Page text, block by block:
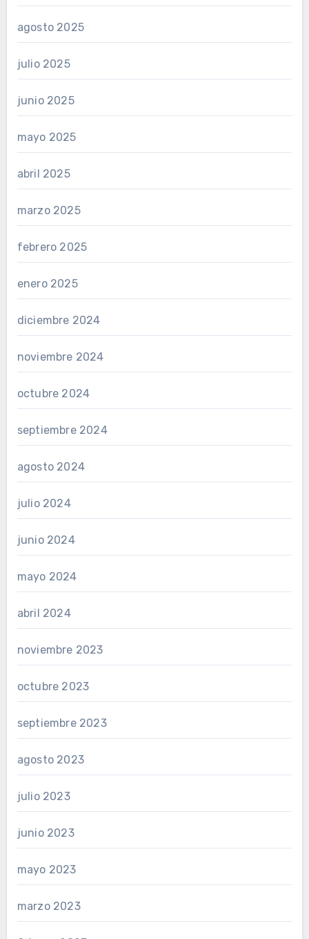
agosto 2025
julio 2025
junio 2025
mayo 2025
abril 2025
marzo 2025
febrero 2025
enero 2025
diciembre 2024
noviembre 2024
octubre 2024
septiembre 2024
agosto 2024
julio 2024
junio 2024
mayo 2024
abril 2024
noviembre 2023
octubre 2023
septiembre 2023
agosto 2023
julio 2023
junio 2023
mayo 2023
marzo 2023